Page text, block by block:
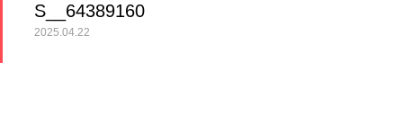
S__64389160
2025.04.22